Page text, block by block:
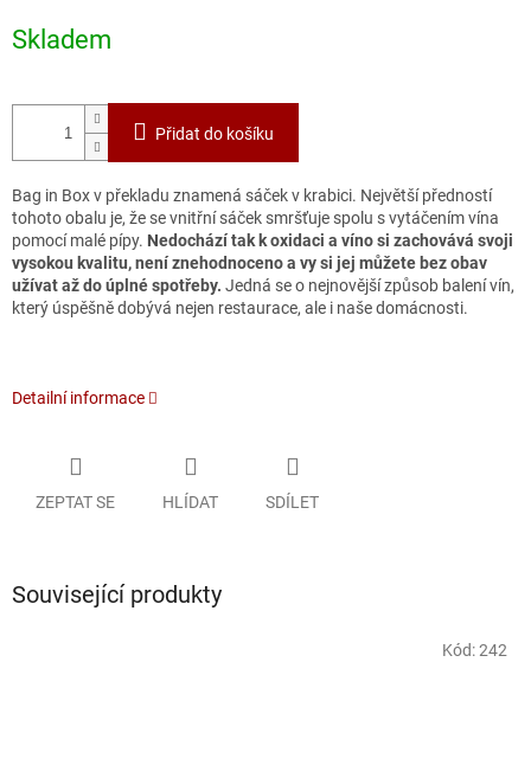
cena:
Skladem
Přidat do košíku
Bag in Box v překladu znamená sáček v krabici. Největší předností
tohoto obalu je, že se vnitřní sáček smršťuje spolu s vytáčením vína
pomocí malé pípy. Nedochází tak k oxidaci a víno si zachovává svoji
vysokou kvalitu, není znehodnoceno a vy si jej můžete bez obav
užívat až do úplné spotřeby. Jedná se o nejnovější způsob balení vín,
který úspěšně dobývá nejen restaurace, ale i naše domácnosti.
Detailní informace
ZEPTAT SE HLÍDAT SDÍLET
Související produkty
Kód:242